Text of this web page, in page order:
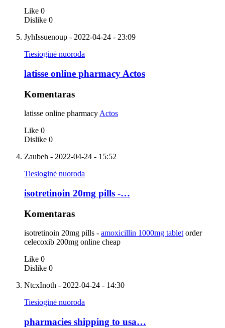
Like 0
Dislike 0
JyhIssuenoup - 2022-04-24 - 23:09
Tiesioginė nuoroda
latisse online pharmacy Actos
Komentaras
latisse online pharmacy Actos
Like 0
Dislike 0
Zaubeh - 2022-04-24 - 15:52
Tiesioginė nuoroda
isotretinoin 20mg pills -…
Komentaras
isotretinoin 20mg pills - amoxicillin 1000mg tabletorder
celecoxib 200mg online cheap
Like 0
Dislike 0
NtcxInoth - 2022-04-24 - 14:30
Tiesioginė nuoroda
pharmacies shipping to usa…